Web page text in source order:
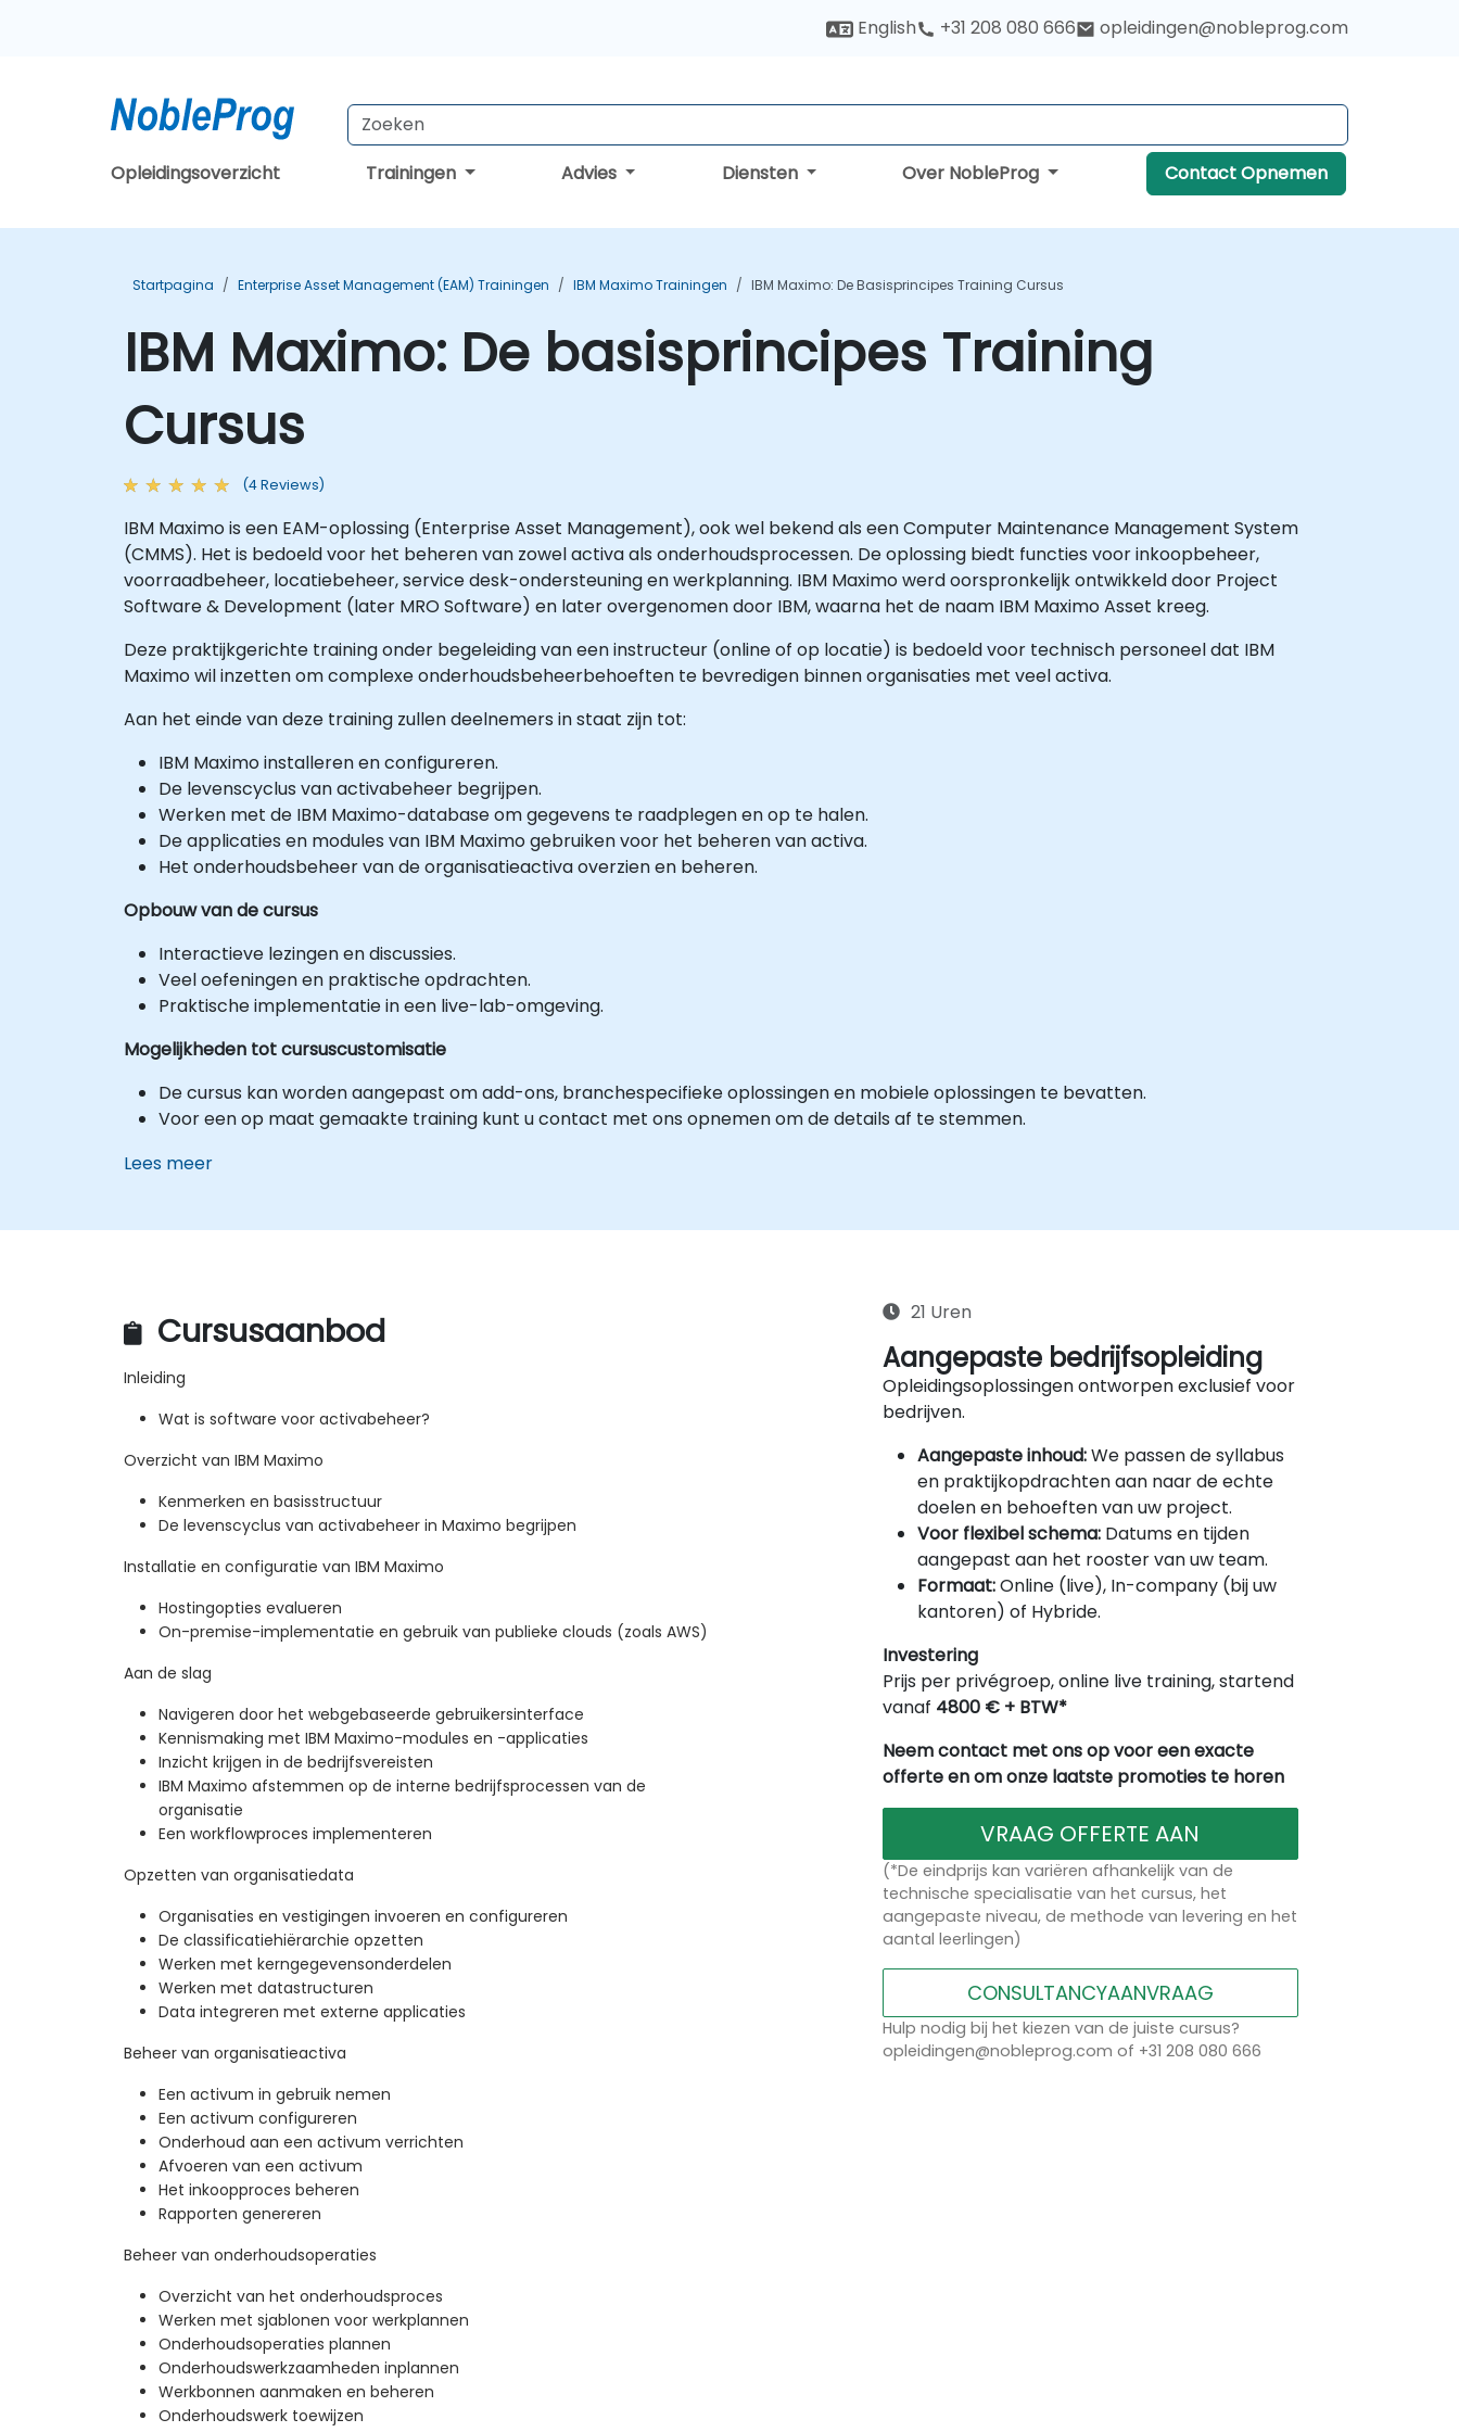
English +31 208 080 666 opleidingen@nobleprog.com
Opleidingsoverzicht Trainingen Advies Diensten Over NobleProg Contact Opnemen
Startpagina Enterprise Asset Management (EAM) Trainingen IBM Maximo Trainingen IBM Maximo: De Basisprincipes Training Cursus
IBM Maximo: De basisprincipes Training
Cursus
(4 Reviews)
IBM Maximo is een EAM-oplossing (Enterprise Asset Management), ook wel bekend als een Computer Maintenance Management System
(CMMS). Het is bedoeld voor het beheren van zowel activa als onderhoudsprocessen. De oplossing biedt functies voor inkoopbeheer,
voorraadbeheer, locatiebeheer, service desk-ondersteuning en werkplanning. IBM Maximo werd oorspronkelijk ontwikkeld door Project
Software & Development (later MRO Software) en later overgenomen door IBM, waarna het de naam IBM Maximo Asset kreeg.
Deze praktijkgerichte training onder begeleiding van een instructeur (online of op locatie) is bedoeld voor technisch personeel dat IBM
Maximo wil inzetten om complexe onderhoudsbeheerbehoeften te bevredigen binnen organisaties met veel activa.
Aan het einde van deze training zullen deelnemers in staat zijn tot:
IBM Maximo installeren en configureren.
De levenscyclus van activabeheer begrijpen.
Werken met de IBM Maximo-database om gegevens te raadplegen en op te halen.
De applicaties en modules van IBM Maximo gebruiken voor het beheren van activa.
Het onderhoudsbeheer van de organisatieactiva overzien en beheren.
Opbouw van de cursus
Interactieve lezingen en discussies.
Veel oefeningen en praktische opdrachten.
Praktische implementatie in een live-lab-omgeving.
Mogelijkheden tot cursuscustomisatie
De cursus kan worden aangepast om add-ons, branchespecifieke oplossingen en mobiele oplossingen te bevatten.
Voor een op maat gemaakte training kunt u contact met ons opnemen om de details af te stemmen.
Lees meer
Cursusaanbod
Inleiding
Wat is software voor activabeheer?
Overzicht van IBM Maximo
Kenmerken en basisstructuur
De levenscyclus van activabeheer in Maximo begrijpen
Installatie en configuratie van IBM Maximo
Hostingopties evalueren
On-premise-implementatie en gebruik van publieke clouds (zoals AWS)
Aan de slag
Navigeren door het webgebaseerde gebruikersinterface
Kennismaking met IBM Maximo-modules en -applicaties
Inzicht krijgen in de bedrijfsvereisten
IBM Maximo afstemmen op de interne bedrijfsprocessen van de
organisatie
Een workflowproces implementeren
Opzetten van organisatiedata
Organisaties en vestigingen invoeren en configureren
De classificatiehiërarchie opzetten
Werken met kerngegevensonderdelen
Werken met datastructuren
Data integreren met externe applicaties
Beheer van organisatieactiva
Een activum in gebruik nemen
Een activum configureren
Onderhoud aan een activum verrichten
Afvoeren van een activum
Het inkoopproces beheren
Rapporten genereren
Beheer van onderhoudsoperaties
Overzicht van het onderhoudsproces
Werken met sjablonen voor werkplannen
Onderhoudsoperaties plannen
Onderhoudswerkzaamheden inplannen
Werkbonnen aanmaken en beheren
Onderhoudswerk toewijzen
21 Uren
Aangepaste bedrijfsopleiding
Opleidingsoplossingen ontworpen exclusief voor
bedrijven.
Aangepaste inhoud:We passen de syllabus
en praktijkopdrachten aan naar de echte
doelen en behoeften van uw project.
Voor flexibel schema:Datums en tijden
aangepast aan het rooster van uw team.
Formaat:Online (live), In-company (bij uw
kantoren) of Hybride.
Investering
Prijs per privégroep, online live training, startend
vanaf 4800 € + BTW*
Neem contact met ons op voor een exacte
offerte en om onze laatste promoties te horen
VRAAG OFFERTE AAN
(*De eindprijs kan variëren afhankelijk van de
technische specialisatie van het cursus, het
aangepaste niveau, de methode van levering en het
aantal leerlingen)
CONSULTANCYAANVRAAG
Hulp nodig bij het kiezen van de juiste cursus?
opleidingen@nobleprog.com of +31 208 080 666